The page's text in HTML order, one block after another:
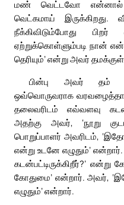
மண் வெட்டவோ என்னால்
வெட்கமாய் இருக்கிறது.
நீக்கிவிடும்போது
ஏற்றுக்கொள்ளும்படி நான்
தெரியும்’ என்று அவர்
பின்பு அவர் தம்
ஒவ்வொருவராக
தலைவரிடம் எவ்வளவு
அதற்கு அவர், ‘நூறு
பொறுப்பாளர் அவரிடம்,
என்று உடனே எழுதும்’
கடன்பட்டிருக்கிறீர்?’ என்று
கோதுமை’ என்றார். அவர்,
எழுதும்’ என்றார்.